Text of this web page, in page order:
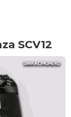
SCV12